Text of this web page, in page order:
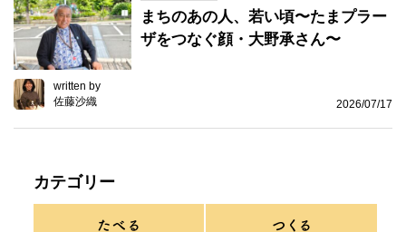
まちのあの人、若い頃〜たまプラー
ザをつなぐ顔・大野承さん〜
written by
佐藤沙織
2026/07/17
カテゴリー